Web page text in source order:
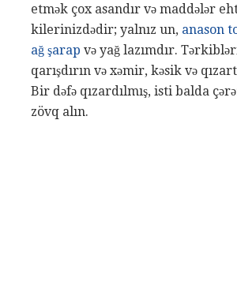
etmək çox asandır və maddələr
kilerinizdədir; yalnız un, anason
ağ şarap və yağ lazımdır.
qarışdırın və xəmir, kəsik və
Bir dəfə qızardılmış, isti balda
zövq alın.